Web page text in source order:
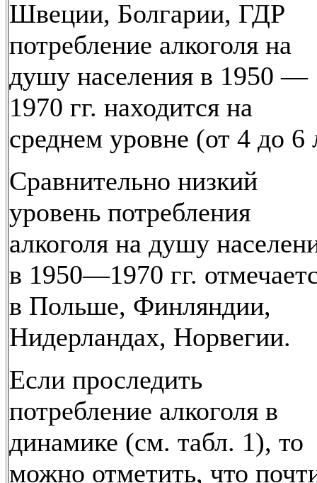
Швеции, Болгарии, ГДР
потребление алкоголя на
душу населения в 1950 —
1970 гг. находится на
среднем уровне (от 4 до 6
Сравнительно низкий
уровень потребления
алкоголя на душу
в 1950—1970 гг.
в Польше, Финляндии,
Нидерландах, Норвегии.
Если проследить
потребление алкоголя в
динамике (см. табл. 1), то
можно отметить, что